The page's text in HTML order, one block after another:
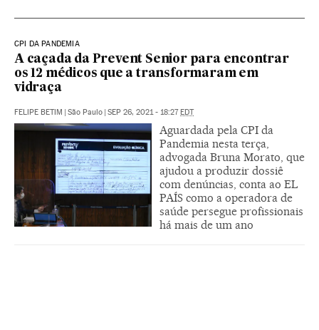
CPI DA PANDEMIA
A caçada da Prevent Senior para encontrar
os 12 médicos que a transformaram em
vidraça
FELIPE BETIM São Paulo SEP 26, 2021 - 18:27 EDT
Aguardada pela CPI da
Pandemia nesta terça,
advogada Bruna Morato, que
ajudou a produzir dossiê
com denúncias, conta ao EL
PAÍS como a operadora de
saúde persegue profissionais
há mais de um ano